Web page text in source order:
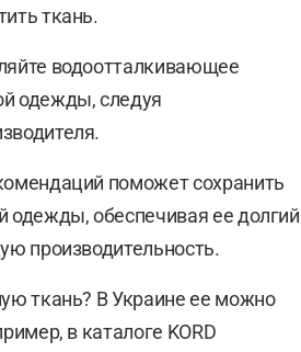
ткань.
водоотталкивающее
одежды, следуя
поможет сохранить
одежды, обеспечивая ее долгий
производительность.
ткань? В Украине ее можно
в каталоге KORD